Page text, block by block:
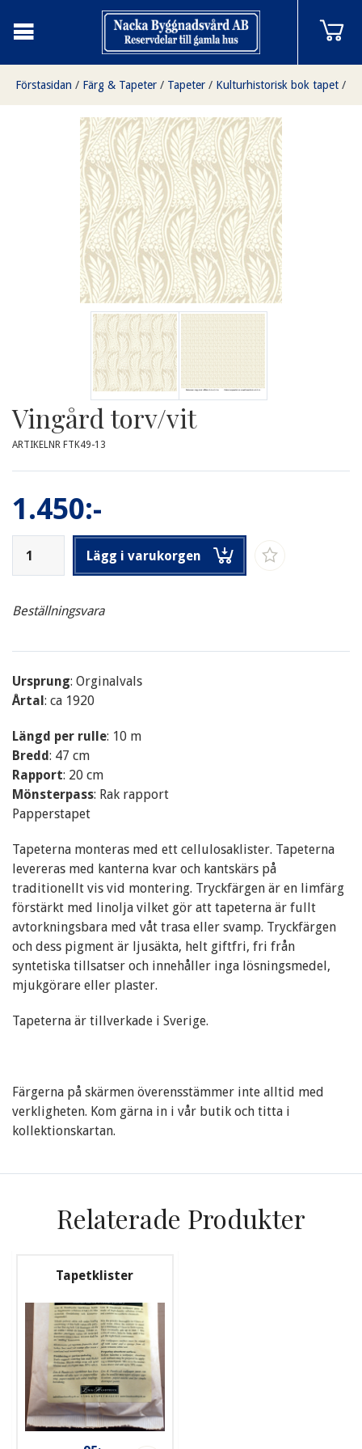
Förstasidan / Färg & Tapeter / Tapeter / Kulturhistorisk bok tapet /
Vingård torv/vit
Vingård torv/vit
ARTIKELNR FTK49-13
1.450:-
Lägg i varukorgen
Beställningsvara
Ursprung: Orginalvals
Årtal: ca 1920
Längd per rulle: 10 m
Bredd: 47 cm
Rapport: 20 cm
Mönsterpass: Rak rapport
Papperstapet
Tapeterna monteras med ett cellulosaklister. Tapeterna
levereras med kanterna kvar och kantskärs på
traditionellt vis vid montering. Tryckfärgen är en limfärg
förstärkt med linolja vilket gör att tapeterna är fullt
avtorkningsbara med våt trasa eller svamp. Tryckfärgen
och dess pigment är ljusäkta, helt giftfri, fri från
syntetiska tillsatser och innehåller inga lösningsmedel,
mjukgörare eller plaster.
Tapeterna är tillverkade i Sverige.
Färgerna på skärmen överensstämmer inte alltid med
verkligheten. Kom gärna in i vår butik och titta i
kollektionskartan.
Relaterade Produkter
Tapetklister